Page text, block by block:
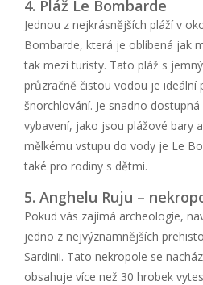
4. Pláž Le Bombarde
Jednou z nejkrásnějších pláží v
Bombarde, která je oblíbená jak
tak mezi turisty. Tato pláž s
průzračně čistou vodou je ideální
šnorchlování. Je snadno
vybavení, jako jsou plážové bary
mělkému vstupu do vody je Le
také pro rodiny s dětmi.
5. Anghelu Ruju –
Pokud vás zajímá archeologie,
jedno z nejvýznamnějších
Sardinii. Tato nekropole se
obsahuje více než 30 hrobek